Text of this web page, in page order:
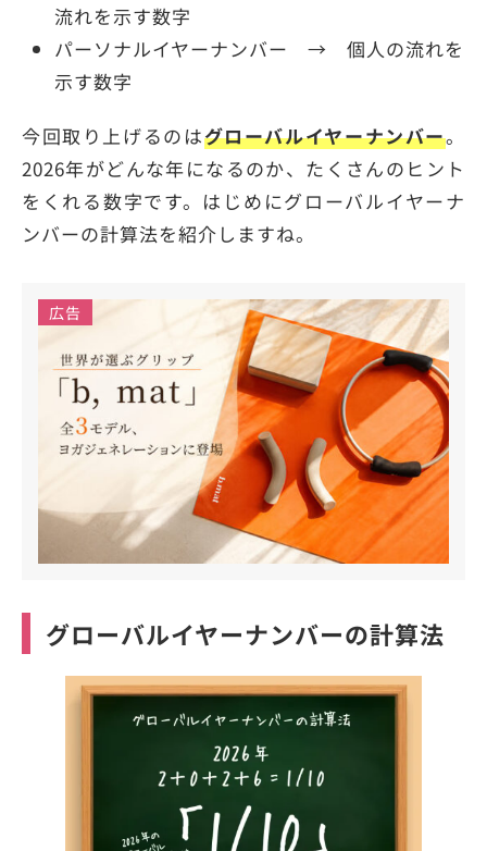
流れを示す数字
パーソナルイヤーナンバー → 個人の流れを
示す数字
今回取り上げるのはグローバルイヤーナンバー。
2026年がどんな年になるのか、たくさんのヒント
をくれる数字です。はじめにグローバルイヤーナ
ンバーの計算法を紹介しますね。
広告
グローバルイヤーナンバーの計算法